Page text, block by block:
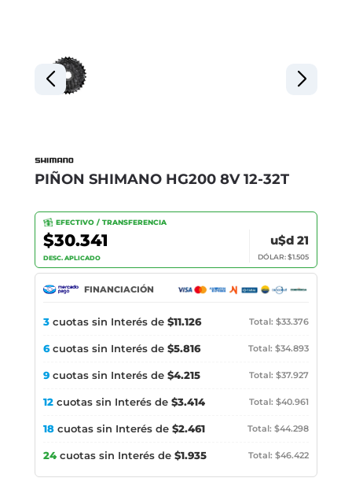
PIÑON SHIMANO HG200 8V 12-32T
EFECTIVO / TRANSFERENCIA
$30.341
DESC. APLICADO
u$d 21
DÓLAR: $1.505
FINANCIACIÓN
3 cuotas sin Interés de $11.126 Total: $33.376
6cuotas sin Interés de $5.816 Total: $34.893
9 cuotas sin Interés de $4.215 Total: $37.927
12 cuotas sin Interés de $3.414 Total: $40.961
18 cuotas sin Interés de $2.461 Total: $44.298
24 cuotas sin Interés de $1.935 Total: $46.422